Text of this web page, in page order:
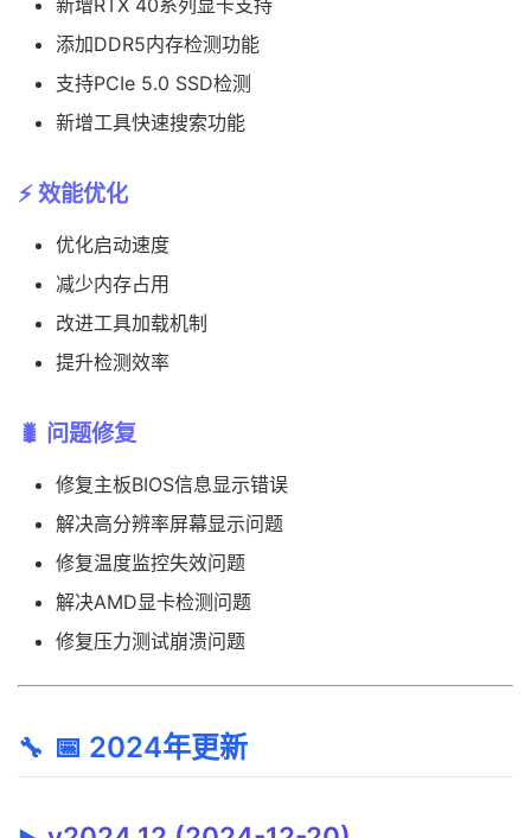
添加DDR5内存检测功能
支持PCIe 5.0 SSD检测
新增工具快速搜索功能
⚡ 效能优化
优化启动速度
减少内存占用
改进工具加载机制
提升检测效率
🐛 问题修复
修复主板BIOS信息显示错误
解决高分辨率屏幕显示问题
修复温度监控失效问题
解决AMD显卡检测问题
修复压力测试崩溃问题
📅 2024年更新